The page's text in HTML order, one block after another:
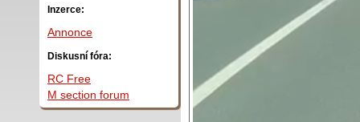
Inzerce:
Annonce
Diskusní fóra:
RC Free
M section forum